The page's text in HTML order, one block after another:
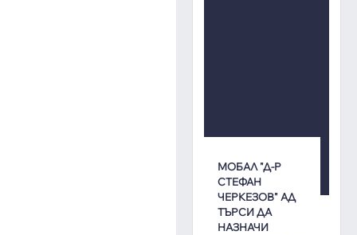
МОБАЛ "Д-Р
СТЕФАН
ЧЕРКЕЗОВ" АД
ТЪРСИ ДА
НАЗНАЧИ